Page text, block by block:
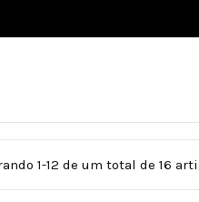
1-12 de um total de 16